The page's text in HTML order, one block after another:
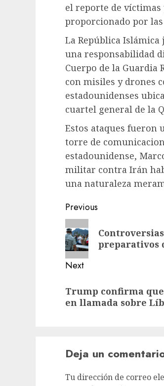
el reporte de
proporcionado por
La República
una responsabilidad
Cuerpo de la Guardia
con misiles y drones
estadounidenses
cuartel general de la
Estos ataques fueron
torre de
estadounidense,
militar contra Irán
una naturaleza
Previous
preparativos
Next
Trump confirma que
en llamada sobre
Deja un
Tu dirección de correo